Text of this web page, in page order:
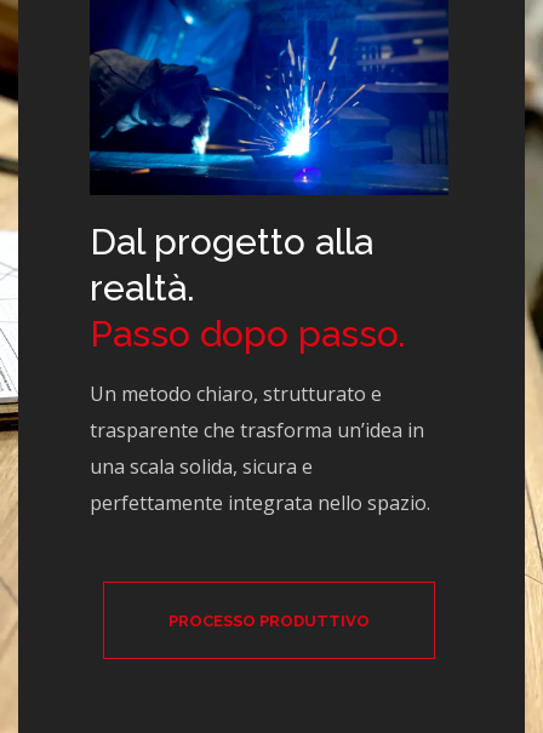
Dal progetto alla
realtà.
Passo dopo passo.
Un metodo chiaro, strutturato e
trasparente che trasforma un’idea in
una scala solida, sicura e
perfettamente integrata nello spazio.
PROCESSO PRODUTTIVO